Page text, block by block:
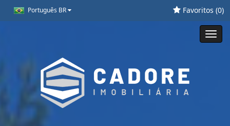
Português BR Favoritos (0)